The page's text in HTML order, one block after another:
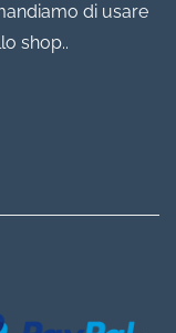
di usare
shop..